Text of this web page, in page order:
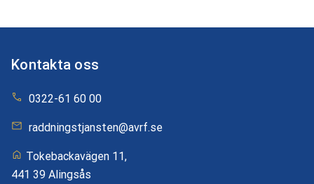
Kontakta oss
0322-61 60 00
raddningstjansten@avrf.se
Tokebackavägen 11,
441 39 Alingsås